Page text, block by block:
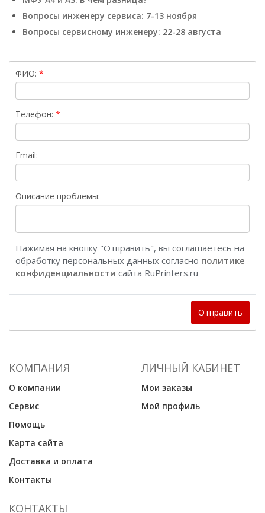
Вопросы инженеру сервиса: 7-13 ноября
Вопросы сервисному инженеру: 22-28 августа
ФИО:
Телефон:
Email:
Описание проблемы:
Нажимая на кнопку "Отправить", вы соглашаетесь на
обработку персональных данных согласно политике
конфиденциальности сайта RuPrinters.ru
Отправить
КОМПАНИЯ
О компании
Сервис
Помощь
Карта сайта
Доставка и оплата
Контакты
ЛИЧНЫЙ КАБИНЕТ
Мои заказы
Мой профиль
КОНТАКТЫ